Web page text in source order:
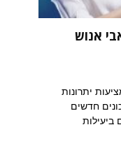
אנוש
יתרונות
חדשים